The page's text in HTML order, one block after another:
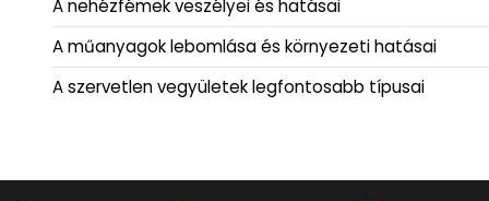
A nehézfémek veszélyei és hatásai
A műanyagok lebomlása és környezeti hatásai
A szervetlen vegyületek legfontosabb típusai